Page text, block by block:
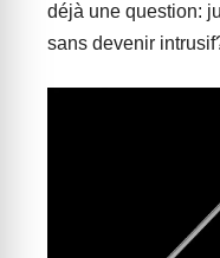
déjà une question:
sans devenir